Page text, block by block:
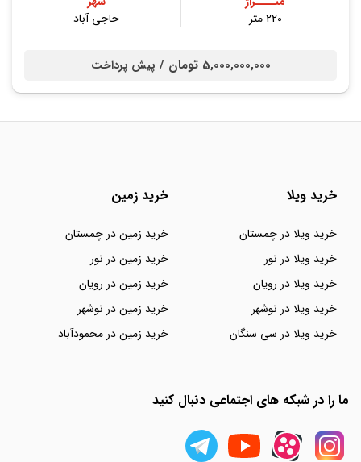
220 متر
حاجی آباد
5,000,000,000 تومان / پیش پرداخت
خرید ویلا
خرید ویلا در چمستان
خرید ویلا در نور
خرید ویلا در رویان
خرید ویلا در نوشهر
خرید ویلا در سی سنگان
خرید زمین
خرید زمین در چمستان
خرید زمین در نور
خرید زمین در رویان
خرید زمین در نوشهر
خرید زمین در محمودآباد
ما را در شبکه های اجتماعی دنبال کنید